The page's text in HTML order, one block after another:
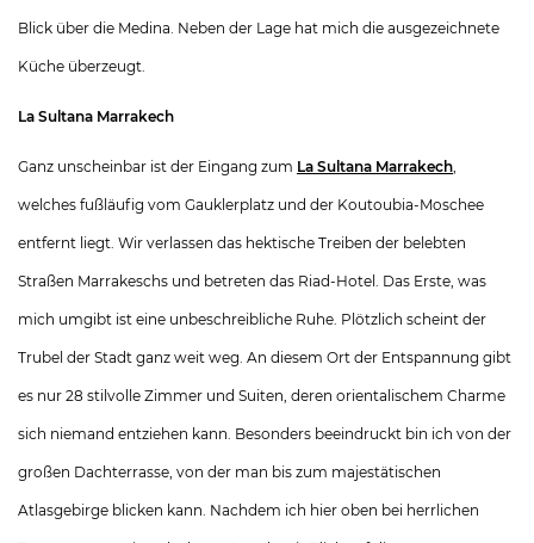
Blick über die Medina. Neben der Lage hat mich die ausgezeichnete
Küche überzeugt.
La Sultana Marrakech
Ganz unscheinbar ist der Eingang zum La Sultana Marrakech,
welches fußläufig vom Gauklerplatz und der Koutoubia-Moschee
entfernt liegt. Wir verlassen das hektische Treiben der belebten
Straßen Marrakeschs und betreten das Riad-Hotel. Das Erste, was
mich umgibt ist eine unbeschreibliche Ruhe. Plötzlich scheint der
Trubel der Stadt ganz weit weg. An diesem Ort der Entspannung gibt
es nur 28 stilvolle Zimmer und Suiten, deren orientalischem Charme
sich niemand entziehen kann. Besonders beeindruckt bin ich von der
großen Dachterrasse, von der man bis zum majestätischen
Atlasgebirge blicken kann. Nachdem ich hier oben bei herrlichen